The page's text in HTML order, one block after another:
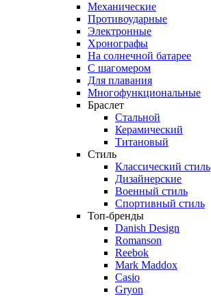
Механические
Противоударные
Электронные
Хронографы
На солнечной батарее
С шагомером
Для плавания
Многофункциональные
Браслет
Стальной
Керамический
Титановый
Стиль
Классический стиль
Дизайнерские
Военный стиль
Спортивный стиль
Топ-бренды
Danish Design
Romanson
Reebok
Mark Maddox
Casio
Gryon